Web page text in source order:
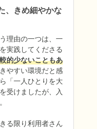
、きめ細やかな
理由の一つは、一
実践してくださる
的少ないこともあ
やすい環境だと感
「一人ひとりを大
受けましたが、入
る限り利用者さん